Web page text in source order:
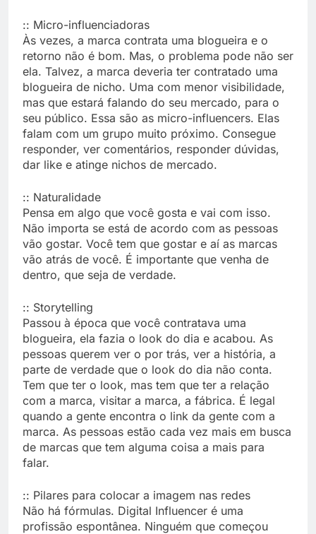
:: Micro-influenciadoras
Às vezes, a marca contrata uma blogueira e o
retorno não é bom. Mas, o problema pode não ser
ela. Talvez, a marca deveria ter contratado uma
blogueira de nicho. Uma com menor visibilidade,
mas que estará falando do seu mercado, para o
seu público. Essa são as micro-influencers. Elas
falam com um grupo muito próximo. Consegue
responder, ver comentários, responder dúvidas,
dar like e atinge nichos de mercado.
:: Naturalidade
Pensa em algo que você gosta e vai com isso.
Não importa se está de acordo com as pessoas
vão gostar. Você tem que gostar e aí as marcas
vão atrás de você. É importante que venha de
dentro, que seja de verdade.
:: Storytelling
Passou à época que você contratava uma
blogueira, ela fazia o look do dia e acabou. As
pessoas querem ver o por trás, ver a história, a
parte de verdade que o look do dia não conta.
Tem que ter o look, mas tem que ter a relação
com a marca, visitar a marca, a fábrica. É legal
quando a gente encontra o link da gente com a
marca. As pessoas estão cada vez mais em busca
de marcas que tem alguma coisa a mais para
falar.
:: Pilares para colocar a imagem nas redes
Não há fórmulas. Digital Influencer é uma
profissão espontânea. Ninguém que começou